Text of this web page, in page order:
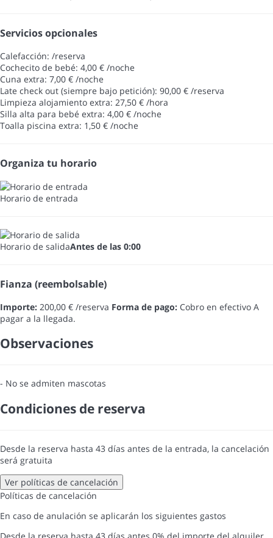
Servicios opcionales
Calefacción: /reserva
Cochecito de bebé: 4,00 € /noche
Cuna extra: 7,00 € /noche
Late check out (siempre bajo petición): 90,00 € /reserva
Limpieza alojamiento extra: 27,50 € /hora
Silla alta para bebé extra: 4,00 € /noche
Toalla piscina extra: 1,50 € /noche
Organiza tu horario
Horario de entrada
Horario de salidaAntes de las 0:00
Fianza (reembolsable)
Importe: 200,00 € /reserva Forma de pago: Cobro en efectivo A
pagar a la llegada.
Observaciones
- No se admiten mascotas
Condiciones de reserva
Desde la reserva hasta 43 días antes de la entrada, la cancelación
será gratuita
Ver políticas de cancelación
Políticas de cancelación
En caso de anulación se aplicarán los siguientes gastos